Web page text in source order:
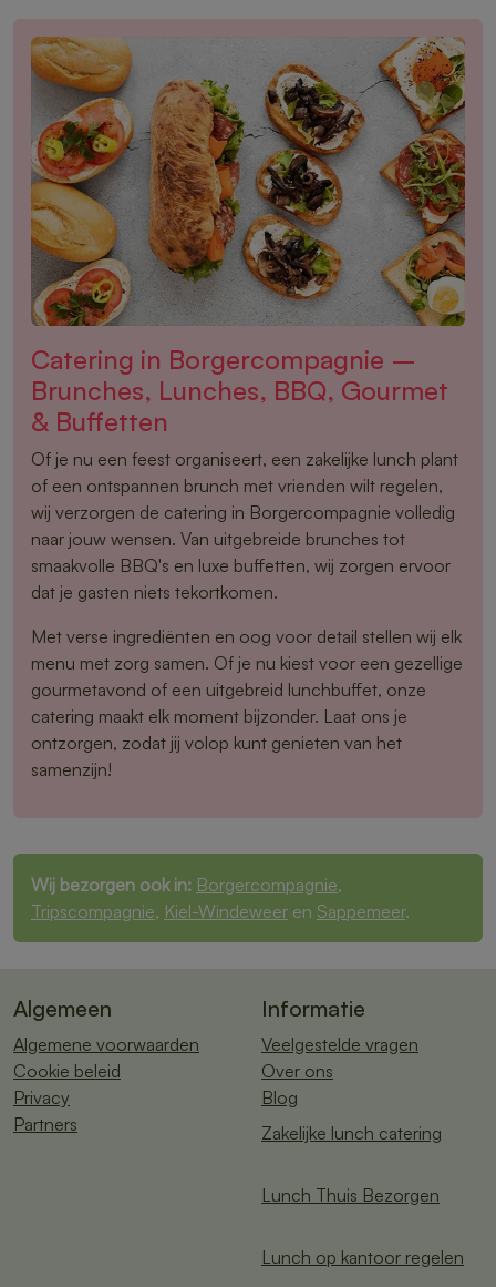
Catering in Borgercompagnie –
Brunches, Lunches, BBQ, Gourmet
& Buffetten
Of je nu een feest organiseert, een zakelijke lunch plant
of een ontspannen brunch met vrienden wilt regelen,
wij verzorgen de catering in Borgercompagnie volledig
naar jouw wensen. Van uitgebreide brunches tot
smaakvolle BBQ's en luxe buffetten, wij zorgen ervoor
dat je gasten niets tekortkomen.
Met verse ingrediënten en oog voor detail stellen wij elk
menu met zorg samen. Of je nu kiest voor een gezellige
gourmetavond of een uitgebreid lunchbuffet, onze
catering maakt elk moment bijzonder. Laat ons je
ontzorgen, zodat jij volop kunt genieten van het
samenzijn!
Wij bezorgen ook in: Borgercompagnie,
Tripscompagnie, Kiel-Windeweer en Sappemeer.
Algemeen
Algemene voorwaarden
Cookie beleid
Privacy
Partners
Informatie
Veelgestelde vragen
Over ons
Blog
Zakelijke lunch catering
Lunch Thuis Bezorgen
Lunch op kantoor regelen